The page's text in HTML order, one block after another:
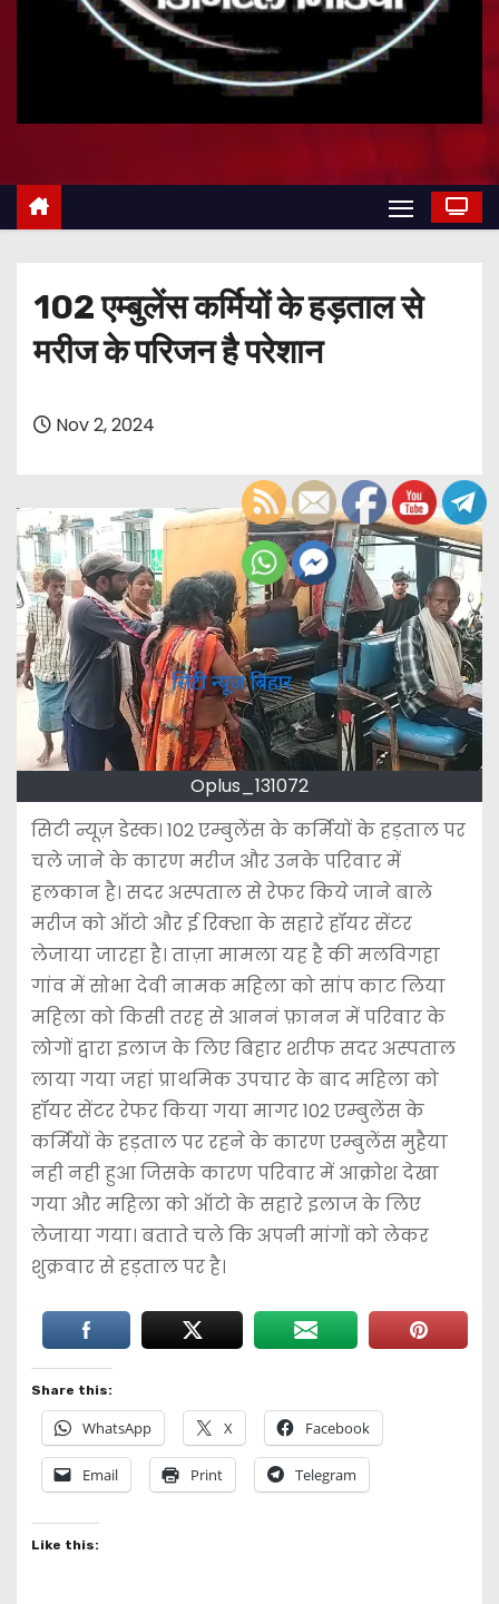
102 एम्बुलेंस कर्मियों के हड़ताल से
मरीज के परिजन है परेशान
Nov 2, 2024
Oplus_131072
सिटी न्यूज़ डेस्क। 102 एम्बुलेंस के कर्मियों के हड़ताल पर
चले जाने के कारण मरीज और उनके परिवार में
हलकान है। सदर अस्पताल से रेफर किये जाने बाले
मरीज को ऑटो और ई रिक्शा के सहारे हॉयर सेंटर
लेजाया जारहा है। ताज़ा मामला यह है की मलविगहा
गांव में सोभा देवी नामक महिला को सांप काट लिया
महिला को किसी तरह से आननं फ़ानन में परिवार के
लोगों द्वारा इलाज के लिए बिहार शरीफ सदर अस्पताल
लाया गया जहां प्राथमिक उपचार के बाद महिला को
हॉयर सेंटर रेफर किया गया मागर 102 एम्बुलेंस के
कर्मियों के हड़ताल पर रहने के कारण एम्बुलेंस मुहैया
नही नही हुआ जिसके कारण परिवार में आक्रोश देखा
गया और महिला को ऑटो के सहारे इलाज के लिए
लेजाया गया। बताते चले कि अपनी मांगों को लेकर
शुक्रवार से हड़ताल पर है।
Share this:
WhatsApp X Facebook
Email Print Telegram
Like this: